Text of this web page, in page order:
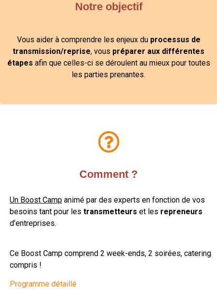
Notre objectif
Vous aider à comprendre les enjeux du processus de
transmission/reprise, vous préparer aux différentes
étapes afin que celles-ci se déroulent au mieux pour toutes
les parties prenantes.
Comment ?
Un Boost Camp animé par des experts en fonction de vos
besoins tant pour les transmetteurs et les repreneurs
d’entreprises.
Ce Boost Camp comprend 2 week-ends, 2 soirées, catering
compris !
Programme détaillé